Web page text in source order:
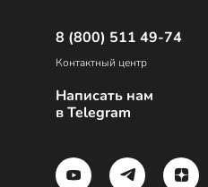
8 (800) 511 49-74
Контактный центр
Написать нам
в Telegram